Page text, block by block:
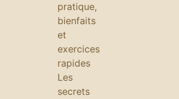
pratique,
bienfaits
et
exercices
rapides
Les
secrets